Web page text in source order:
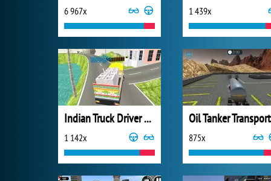
6 967x 1 439x
Indian Truck Driver Cargo Duty Delivery
1 142x 875x